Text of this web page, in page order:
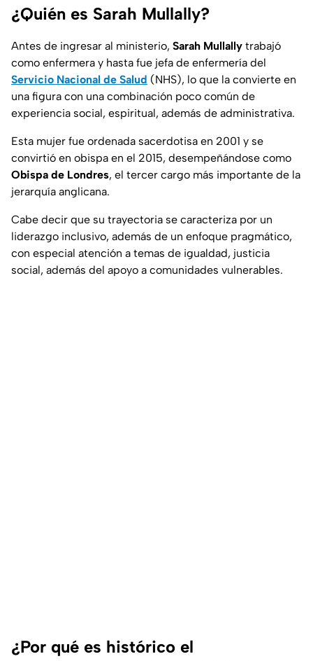
¿Quién es Sarah Mullally?
Antes de ingresar al ministerio, Sarah Mullally trabajó
como enfermera y hasta fue jefa de enfermería del
Servicio Nacional de Salud (NHS), lo que la convierte en
una figura con una combinación poco común de
experiencia social, espiritual, además de administrativa.
Esta mujer fue ordenada sacerdotisa en 2001 y se
convirtió en obispa en el 2015, desempeñándose como
Obispa de Londres, el tercer cargo más importante de la
jerarquía anglicana.
Cabe decir que su trayectoria se caracteriza por un
liderazgo inclusivo, además de un enfoque pragmático,
con especial atención a temas de igualdad, justicia
social, además del apoyo a comunidades vulnerables.
¿Por qué es histórico el